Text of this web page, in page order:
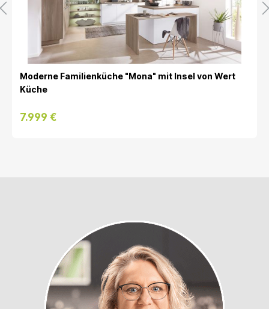
Moderne Familienküche "Mona" mit Insel von Wert
Küche
7.999 €